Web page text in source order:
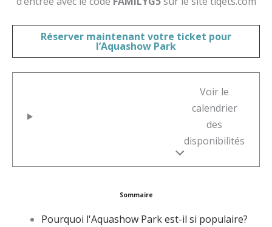
Réserver maintenant votre ticket pour
l’Aquashow Park
Voir le
calendrier
des
disponibilités
Sommaire
Pourquoi l'Aquashow Park est-il si populaire?